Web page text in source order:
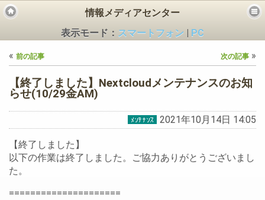
情報メディアセンター
表示モード： スマートフォン
PC
« 前の記事 次の記事 »
【終了しました】Nextcloudメンテナンスのお知
らせ(10/29金AM)
2021年10月14日 14:05
【終了しました】
以下の作業は終了しました。ご協力ありがとうございまし
た。
=====================